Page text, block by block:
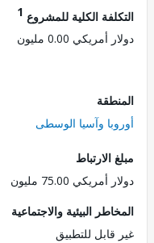
الكلية للمشروع1
0.00 مليون
وآسيا الوسطى
75.00 مليون
البيئية والاجتماعية
للتطبيق